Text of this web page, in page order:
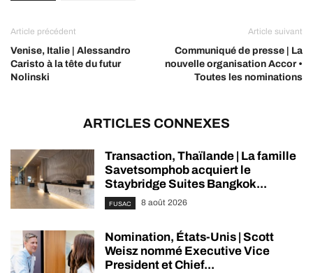
Article précédent
Venise, Italie | Alessandro
Caristo à la tête du futur
Nolinski
Article suivant
Communiqué de presse | La
nouvelle organisation Accor •
Toutes les nominations
ARTICLES CONNEXES
Transaction, Thaïlande | La famille
Savetsomphob acquiert le
Staybridge Suites Bangkok...
FUSAC 8 août 2026
Nomination, États-Unis | Scott
Weisz nommé Executive Vice
President et Chief...